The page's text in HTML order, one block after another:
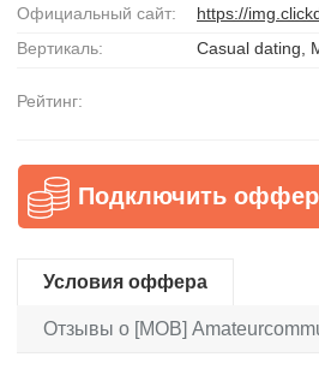
Официальный сайт:
https://
Вертикаль:
Casual dating,
Рейтинг:
Подключить оффер
Условия оффера
Отзывы о [MOB]